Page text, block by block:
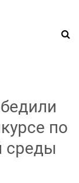
по
среды